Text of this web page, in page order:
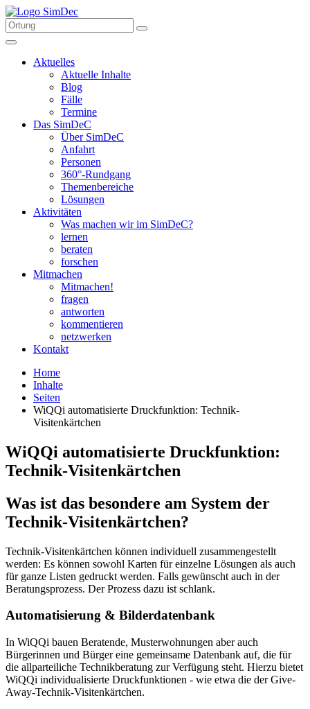
Aktuelles
Aktuelle Inhalte
Blog
Fälle
Termine
Das SimDeC
Über SimDeC
Anfahrt
Personen
360°-Rundgang
Themenbereiche
Lösungen
Aktivitäten
Was machen wir im SimDeC?
lernen
beraten
forschen
Mitmachen
Mitmachen!
fragen
antworten
kommentieren
netzwerken
Kontakt
Home
Inhalte
Seiten
WiQQi automatisierte Druckfunktion: Technik-
Visitenkärtchen
WiQQi automatisierte Druckfunktion:
Technik-Visitenkärtchen
Was ist das besondere am System der
Technik-Visitenkärtchen?
Technik-Visitenkärtchen können individuell zusammengestellt
werden: Es können sowohl Karten für einzelne Lösungen als auch
für ganze Listen gedruckt werden. Falls gewünscht auch in der
Beratungsprozess. Der Prozess dazu ist schlank.
Automatisierung & Bilderdatenbank
In WiQQi bauen Beratende, Musterwohnungen aber auch
Bürgerinnen und Bürger eine gemeinsame Datenbank auf, die für
die allparteiliche Technikberatung zur Verfügung steht. Hierzu bietet
WiQQi individualisierte Druckfunktionen - wie etwa die der Give-
Away-Technik-Visitenkärtchen.